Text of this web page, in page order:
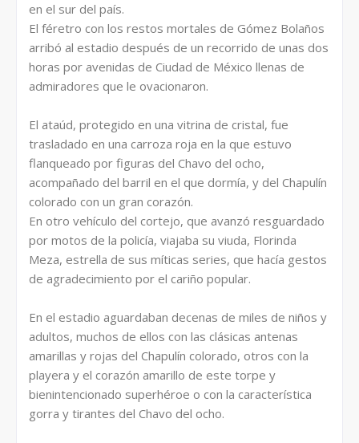
en el sur del país.
El féretro con los restos mortales de Gómez Bolaños
arribó al estadio después de un recorrido de unas dos
horas por avenidas de Ciudad de México llenas de
admiradores que le ovacionaron.
El ataúd, protegido en una vitrina de cristal, fue
trasladado en una carroza roja en la que estuvo
flanqueado por figuras del Chavo del ocho,
acompañado del barril en el que dormía, y del Chapulín
colorado con un gran corazón.
En otro vehículo del cortejo, que avanzó resguardado
por motos de la policía, viajaba su viuda, Florinda
Meza, estrella de sus míticas series, que hacía gestos
de agradecimiento por el cariño popular.
En el estadio aguardaban decenas de miles de niños y
adultos, muchos de ellos con las clásicas antenas
amarillas y rojas del Chapulín colorado, otros con la
playera y el corazón amarillo de este torpe y
bienintencionado superhéroe o con la característica
gorra y tirantes del Chavo del ocho.